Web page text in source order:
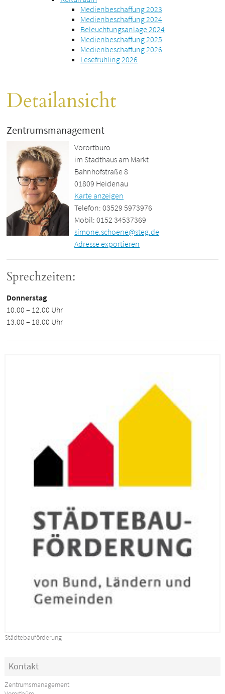
Medienbeschaffung 2023
Medienbeschaffung 2024
Beleuchtungsanlage 2024
Medienbeschaffung 2025
Medienbeschaffung 2026
Lesefrühling 2026
Detailansicht
Zentrumsmanagement
Vorortbüro
im Stadthaus am Markt
Bahnhofstraße 8
01809 Heidenau
Karte anzeigen
Telefon: 03529 5973976
Mobil: 0152 34537369
simone.schoene@steg.de
Adresse exportieren
Sprechzeiten:
Donnerstag
10.00 – 12.00 Uhr
13.00 – 18.00 Uhr
Städtebauförderung
Kontakt
Zentrumsmanagement